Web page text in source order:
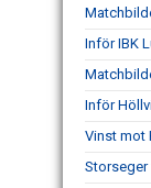
Inför IBK
Inför
Vinst mot
Storseger